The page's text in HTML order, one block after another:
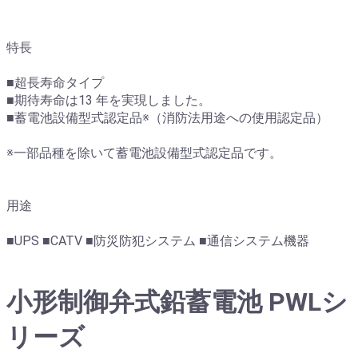
特長
■超長寿命タイプ
■期待寿命は13 年を実現しました。
■蓄電池設備型式認定品※（消防法用途への使用認定品）
※一部品種を除いて蓄電池設備型式認定品です。
用途
■UPS ■CATV ■防災防犯システム ■通信システム機器
小形制御弁式鉛蓄電池 PWLシ
リーズ